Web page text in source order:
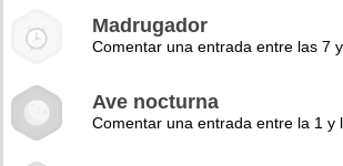
Madrugador
Comentar una entrada entre las 7
Ave nocturna
Comentar una entrada entre la 1 y